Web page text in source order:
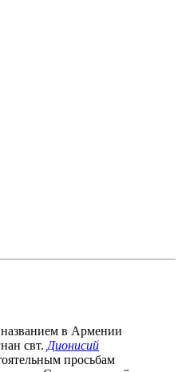
в Армении
свт. Дионисий
просьбам